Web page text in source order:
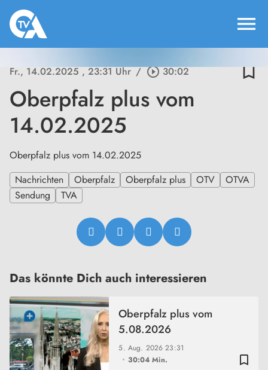
menu
Fr., 14.02.2025, 23:31 Uhr / play_circle_outline30:02 bookmark_border
Oberpfalz plus vom
14.02.2025
Oberpfalz plus vom 14.02.2025
Nachrichten
Oberpfalz Oberpfalz plus OTV
OTVA
Sendung
TVA
Das könnte Dich auch interessieren
bookmark_border
5. Aug. 202623:31
30:04 Min.
Oberpfalz plus vom
5.08.2026